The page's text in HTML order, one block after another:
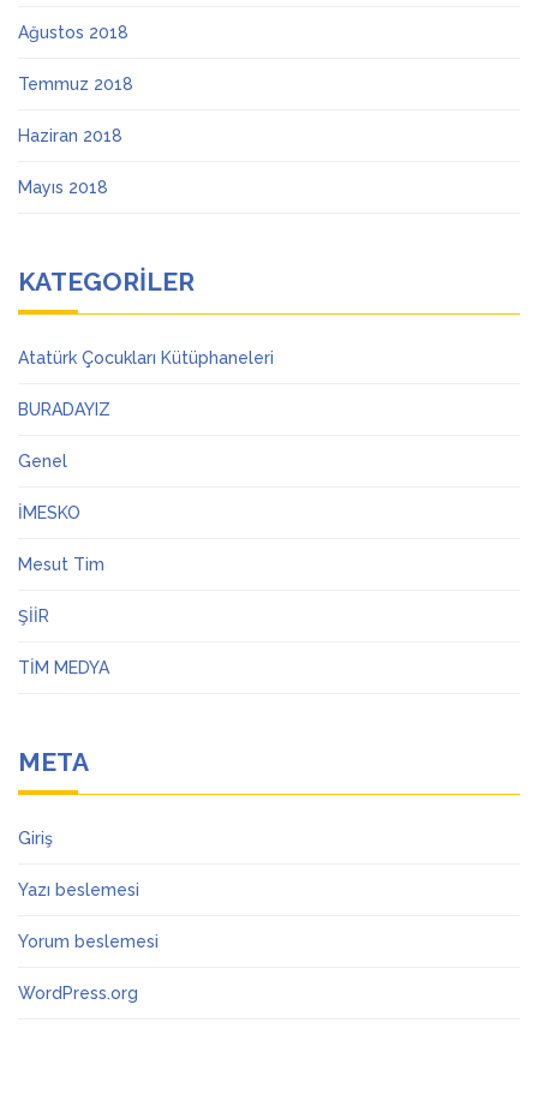
Ağustos 2018
Temmuz 2018
Haziran 2018
Mayıs 2018
KATEGORILER
Atatürk Çocukları Kütüphaneleri
BURADAYIZ
Genel
İMESKO
Mesut Tim
ŞİİR
TİM MEDYA
META
Giriş
Yazı beslemesi
Yorum beslemesi
WordPress.org